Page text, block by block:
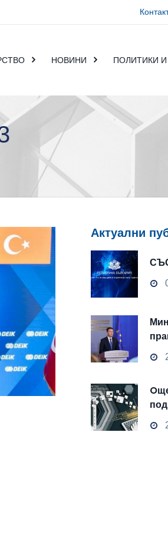
НОВИНИ ПОЛИТИКИ
Актуални